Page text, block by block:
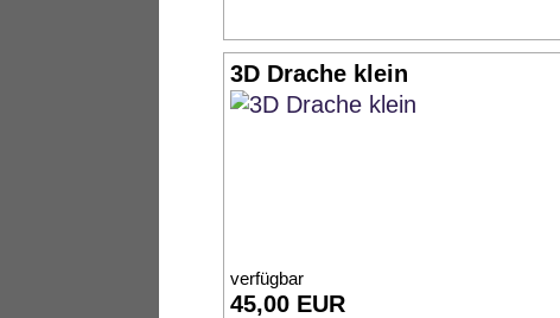
3D Drache klein
verfügbar
45,00 EUR